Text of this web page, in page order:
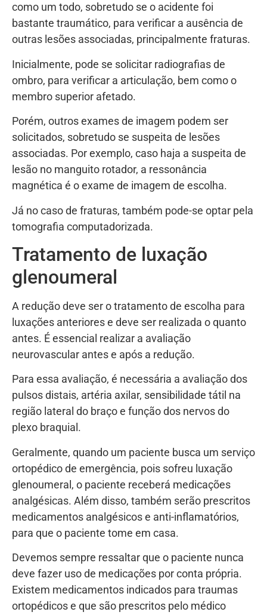
como um todo, sobretudo se o acidente foi
bastante traumático, para verificar a ausência de
outras lesões associadas, principalmente fraturas.
Inicialmente, pode se solicitar radiografias de
ombro, para verificar a articulação, bem como o
membro superior afetado.
Porém, outros exames de imagem podem ser
solicitados, sobretudo se suspeita de lesões
associadas. Por exemplo, caso haja a suspeita de
lesão no manguito rotador, a ressonância
magnética é o exame de imagem de escolha.
Já no caso de fraturas, também pode-se optar pela
tomografia computadorizada.
Tratamento de luxação
glenoumeral
A redução deve ser o tratamento de escolha para
luxações anteriores e deve ser realizada o quanto
antes. É essencial realizar a avaliação
neurovascular antes e após a redução.
Para essa avaliação, é necessária a avaliação dos
pulsos distais, artéria axilar, sensibilidade tátil na
região lateral do braço e função dos nervos do
plexo braquial.
Geralmente, quando um paciente busca um serviço
ortopédico de emergência, pois sofreu luxação
glenoumeral, o paciente receberá medicações
analgésicas. Além disso, também serão prescritos
medicamentos analgésicos e anti-inflamatórios,
para que o paciente tome em casa.
Devemos sempre ressaltar que o paciente nunca
deve fazer uso de medicações por conta própria.
Existem medicamentos indicados para traumas
ortopédicos e que são prescritos pelo médico